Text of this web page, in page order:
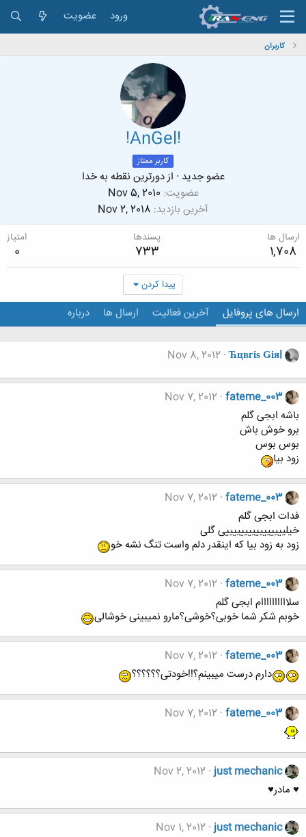
ورود عضویت
کاربران
!AnGel!
کاربر ممتاز
عضو جدید · ازدورترین نقطه به خدا
عضویت Nov 5, 2010
آخرین بازدید Nov 2, 2018
ارسال ها
1,708
پسندها
733
امتیاز
0
پیدا کردن
ارسال های پروفایل آخرین فعالیت ارسال ها درباره
Ћцвгіѕ Ǥіяl
Nov 8, 2012
fateme_003
Nov 7, 2012
باشه ابجی گلم
برو خوش باش
بوس بوس
زود بیا
fateme_003
Nov 7, 2012
فدات ابجی گلم
خیلییییییییییییییییی گلی
زود به زود بیا که اینقدر دلم واست تنگ نشه خو
fateme_003
Nov 7, 2012
سلاااااااااام ابجی گلم
خوبم شکر شما خوبی؟خوشی؟مارو نمیبینی خوشالی
fateme_003
Nov 7, 2012
دارم درست میبینم؟!!خودتی؟؟؟؟؟؟
fateme_003
Nov 7, 2012
just mechanic
Nov 2, 2012
♥ مادر♥
just mechanic
Nov 1, 2012